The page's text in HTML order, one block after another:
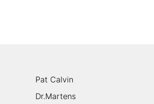
Pat Calvin
Dr.Martens